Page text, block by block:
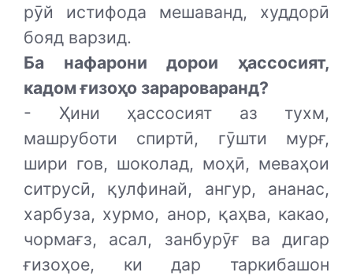
рӯй истифода мешаванд, худдорӣ
бояд варзид.
Ба нафарони дорои ҳассосият,
кадом ғизоҳо зарароваранд?
- Ҳини ҳассосият аз тухм,
машруботи спиртӣ, гӯшти мурғ,
шири гов, шоколад, моҳӣ, меваҳои
ситрусӣ, қулфинай, ангур, ананас,
харбуза, хурмо, анор, қаҳва, какао,
чормағз, асал, занбурӯғ ва дигар
ғизоҳое, ки дар таркибашон